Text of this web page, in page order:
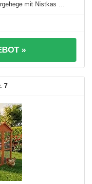
mit Nistkas ...
»
7